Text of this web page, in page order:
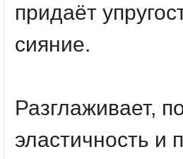
придаёт
сияние.
Разглаживает,
эластичность и